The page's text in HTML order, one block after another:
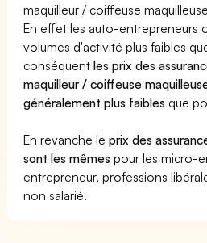
maquilleur / coiffeuse
En effet les auto-entrepreneurs
volumes d'activité plus faibles
conséquentles prix des
maquilleur / coiffeuse
généralement plus faibles que
En revanche leprix des
sont les mêmes pour les micro-
entrepreneur, professions
non salarié.